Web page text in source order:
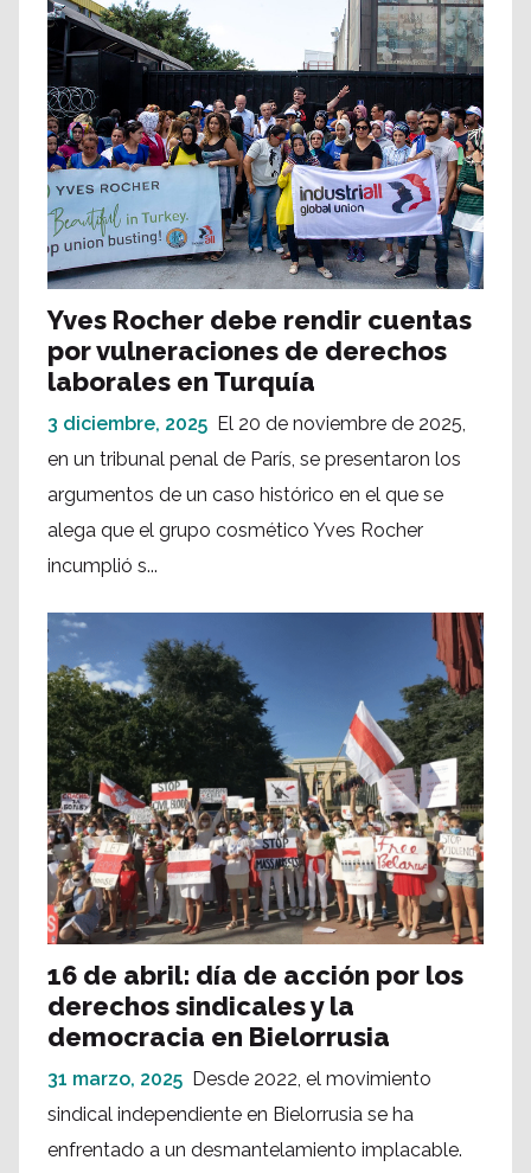
Yves Rocher debe rendir cuentas
por vulneraciones de derechos
laborales en Turquía
3 diciembre, 2025 El 20 de noviembre de 2025,
en un tribunal penal de París, se presentaron los
argumentos de un caso histórico en el que se
alega que el grupo cosmético Yves Rocher
incumplió s...
16 de abril: día de acción por los
derechos sindicales y la
democracia en Bielorrusia
31 marzo, 2025 Desde 2022, el movimiento
sindical independiente en Bielorrusia se ha
enfrentado a un desmantelamiento implacable.